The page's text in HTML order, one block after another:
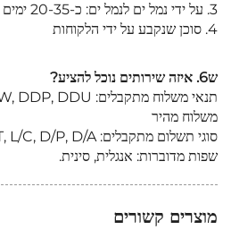
3. על ידי נמל ים לנמל ים: כ-20-35 ימים
4. סוכן שנקבע על ידי הלקוחות
ש6. איזה שירותים נוכל להציע?
משלוח מהיר
סוגי תשלום מתקבלים: T/T, L/C, D/P, D/A וכו'.
שפות מדוברות: אנגלית, סינית.
מוצרים קשורים